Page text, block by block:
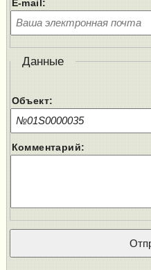
E-mail:
Данные
Объект:
Комментарий: